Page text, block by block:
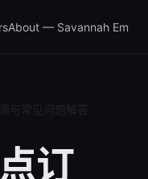
About — Savannah Em
订